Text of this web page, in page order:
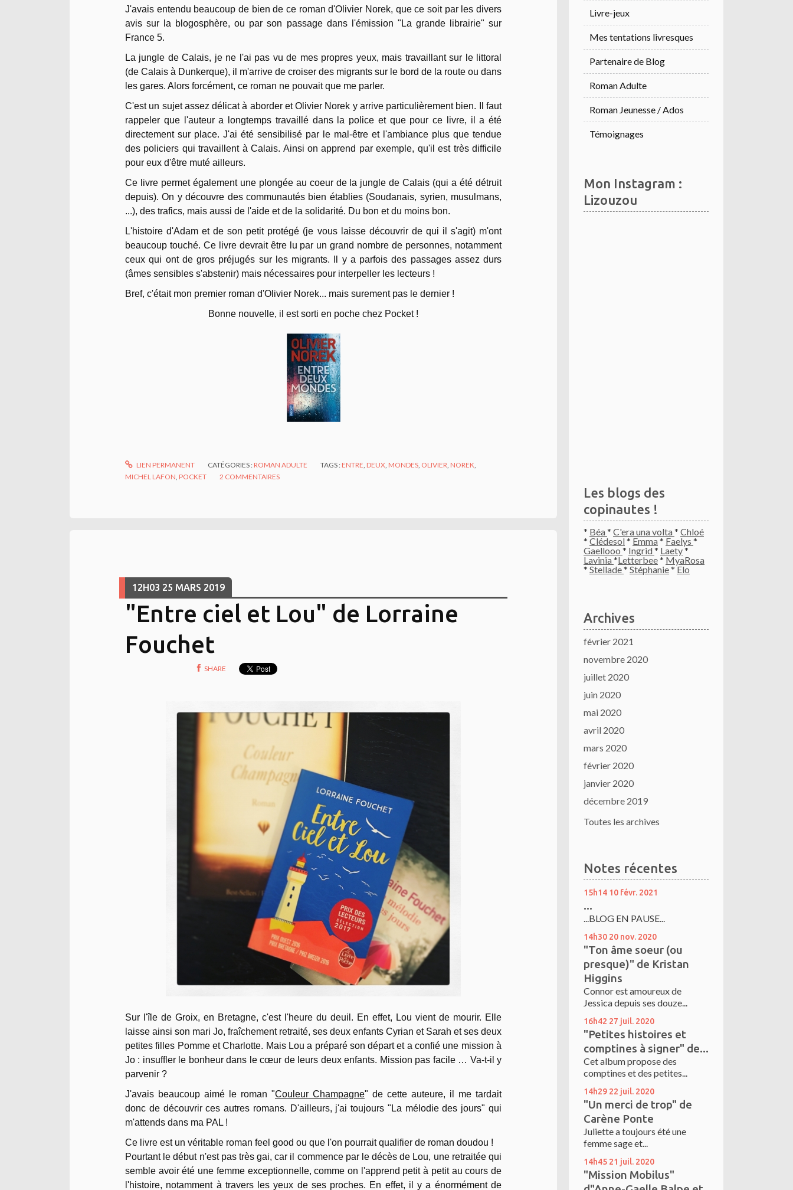
J'avais entendu beaucoup de bien de ce roman d'Olivier Norek, que ce soit par les divers
avis sur la blogosphère, ou par son passage dans l'émission "La grande librairie" sur
France 5.
La jungle de Calais, je ne l'ai pas vu de mes propres yeux, mais travaillant sur le littoral
(de Calais à Dunkerque), il m'arrive de croiser des migrants sur le bord de la route ou dans
les gares. Alors forcément, ce roman ne pouvait que me parler.
C'est un sujet assez délicat à aborder et Olivier Norek y arrive particulièrement bien. Il faut
rappeler que l'auteur a longtemps travaillé dans la police et que pour ce livre, il a été
directement sur place. J'ai été sensibilisé par le mal-être et l'ambiance plus que tendue
des policiers qui travaillent à Calais. Ainsi on apprend par exemple, qu'il est très difficile
pour eux d'être muté ailleurs.
Ce livre permet également une plongée au coeur de la jungle de Calais (qui a été détruit
depuis). On y découvre des communautés bien établies (Soudanais, syrien, musulmans,
...), des trafics, mais aussi de l'aide et de la solidarité. Du bon et du moins bon.
L'histoire d'Adam et de son petit protégé (je vous laisse découvrir de qui il s'agit) m'ont
beaucoup touché. Ce livre devrait être lu par un grand nombre de personnes, notamment
ceux qui ont de gros préjugés sur les migrants. Il y a parfois des passages assez durs
(âmes sensibles s'abstenir) mais nécessaires pour interpeller les lecteurs !
Bref, c'était mon premier roman d'Olivier Norek... mais surement pas le dernier !
Bonne nouvelle, il est sorti en poche chez Pocket !
LIEN PERMANENT CATÉGORIES :ROMAN ADULTE TAGS :ENTRE ,DEUX ,MONDES OLIVIER ,NOREK
MICHEL LAFON POCKET 2 COMMENTAIRES
12H03 25 MARS 2019
"Entre ciel et Lou" de Lorraine
Fouchet
SHARE
Sur l'île de Groix, en Bretagne, c'est l'heure du deuil. En effet, Lou vient de mourir. Elle
laisse ainsi son mari Jo, fraîchement retraité, ses deux enfants Cyrian et Sarah et ses deux
petites filles Pomme et Charlotte. Mais Lou a préparé son départ et a confié une mission à
Jo : insuffler le bonheur dans le cœur de leurs deux enfants. Mission pas facile … Va-t-il y
parvenir ?
J'avais beaucoup aimé le roman "Couleur Champagne" de cette auteure, il me tardait
donc de découvrir ces autres romans. D'ailleurs, j'ai toujours "La mélodie des jours" qui
m'attends dans ma PAL !
Ce livre est un véritable roman feel good ou que l'on pourrait qualifier de roman doudou !
Pourtant le début n'est pas très gai, car il commence par le décès de Lou, une retraitée qui
semble avoir été une femme exceptionnelle, comme on l'apprend petit à petit au cours de
l'histoire, notamment à travers les yeux de ses proches. En effet, il y a énormément de
Livre-jeux
Mes tentations livresques
Partenaire de Blog
Roman Adulte
Roman Jeunesse / Ados
Témoignages
Mon Instagram :
Lizouzou
Les blogs des
copinautes !
* Béa* C'era una volta* Chloé
* Clédesol* Emma* Faelys *
Gaellooo * Ingrid* Laety*
Lavinia*Letterbee* MyaRosa
* Stellade* Stéphanie*Elo
Archives
février 2021
novembre 2020
juillet 2020
juin 2020
mai 2020
avril 2020
mars 2020
février 2020
janvier 2020
décembre 2019
Toutes les archives
Notes récentes
15h14 10 févr. 2021
...
...BLOG EN PAUSE...
14h30 20 nov. 2020
"Ton âme soeur (ou
presque)" de Kristan
Higgins
Connor est amoureux de
Jessica depuis ses douze...
16h42 27 juil. 2020
"Petites histoires et
comptines à signer" de...
Cet album propose des
comptines et des petites...
14h29 22 juil. 2020
"Un merci de trop" de
Carène Ponte
Juliette a toujours été une
femme sage et...
14h45 21 juil. 2020
"Mission Mobilus"